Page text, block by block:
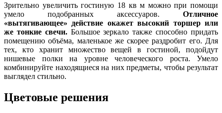
Зрительно увеличить гостиную 18 кв м можно при помощи
умело подобранных аксессуаров. Отличное
«вытягивающее» действие окажет высокий торшер или
же тонкие свечи.Большое зеркало также способно придать
помещению объёма, маленькое же скорее раздробит его. Для
тех, кто хранит множество вещей в гостиной, подойдут
нишевые полки на уровне человеческого роста. Умело
комбинируйте находящиеся на них предметы, чтобы результат
выглядел стильно.
Цветовые решения